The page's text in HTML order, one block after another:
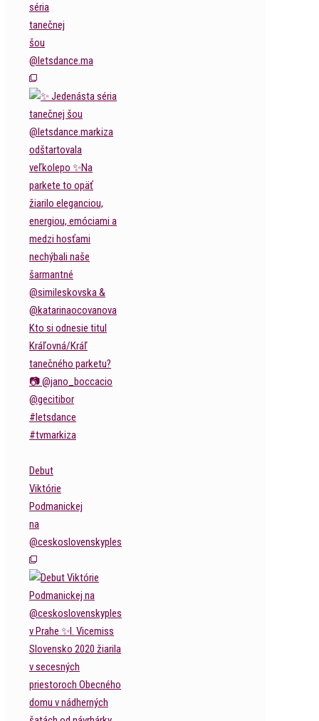
séria
tanečnej
šou
@letsdance.ma
Debut
Viktórie
Podmanickej
na
@ceskoslovenskyples